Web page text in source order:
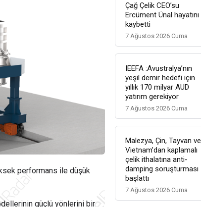
performans ile düşük
güçlü yönlerini bir
Çağ Çelik CEO’su
Ercüment Ünal hayatını
kaybetti
7 Ağustos 2026 Cuma
IEEFA :Avustralya’nın
yeşil demir hedefi için
yıllık 170 milyar AUD
yatırım gerekiyor
7 Ağustos 2026 Cuma
Malezya, Çin, Tayvan ve
Vietnam’dan kaplamalı
çelik ithalatına anti-
damping soruşturması
başlattı
7 Ağustos 2026 Cuma